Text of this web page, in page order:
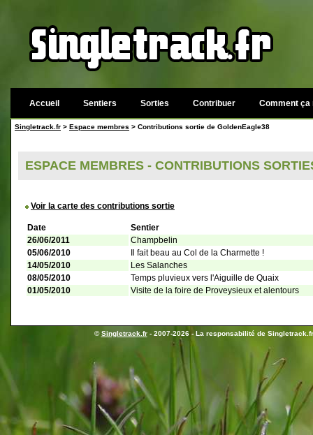
Accueil Sentiers Sorties Contribuer Comment ça
Singletrack.fr > Espace membres > Contributions sortie de GoldenEagle38
ESPACE MEMBRES - CONTRIBUTIONS
Voir la carte des contributions sortie
Date
Sentier
26/06/2011
Champbelin
05/06/2010
Il fait beau au Col de la Charmette !
14/05/2010
Les Salanches
08/05/2010
Temps pluvieux vers l'Aiguille de Quaix
01/05/2010
Visite de la foire de Proveysieux et alentours
©Singletrack.fr- 2007-2026 - La responsabilité de